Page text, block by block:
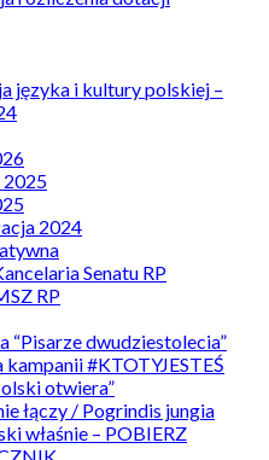
języka i kultury polskiej –
2025
2024
Senatu RP
RP
“Pisarze dwudziestolecia”
kampanii #KTOTYJESTEŚ
otwiera”
łączy / Pogrindis jungia
właśnie – POBIERZ